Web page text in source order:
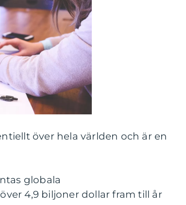
över hela världen och är en
globala
4,9 biljoner dollar fram till år